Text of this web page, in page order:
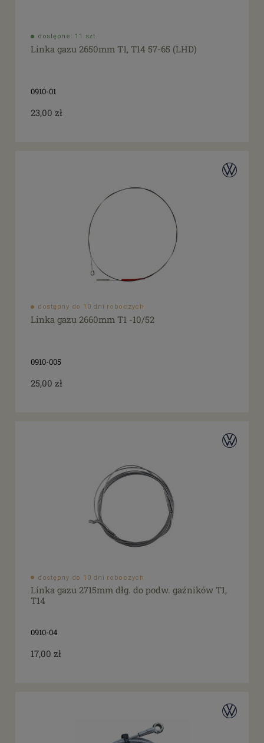
dostępne: 11 szt.
Linka gazu 2650mm T1, T14 57-65 (LHD)
0910-01
23,00 zł
dostępny do 10 dni roboczych
Linka gazu 2660mm T1 -10/52
0910-005
25,00 zł
dostępny do 10 dni roboczych
Linka gazu 2715mm dłg. do podw. gaźników T1,
T14
0910-04
17,00 zł